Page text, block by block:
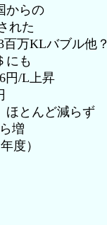
からの
れた
万KLバブル他？
にも
円/L上昇
ほとんど減らず
増
度）